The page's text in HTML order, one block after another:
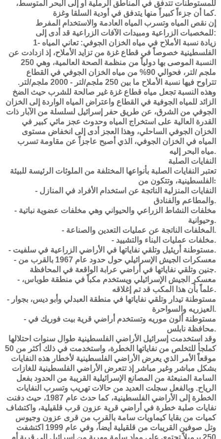
للمستوطنات تتدفق في المناطق الرملية أو إلى البحر المتوسط،
كما أن جزءاً كبيراً منها يتدفق في أودية السلقا وغزة.
إن نقص المياه وتسرب المياه العادمة والاستخدام المفرط
للمخصبات الزراعية ومبيدات الآفات الزراعية قد أدى إلى:
1- زيادة نسبة الأملاح في مياه الخزان الجوفي: تعاني المياه
الفلسطينية خصوصاً في قطاع غزة من تزايد الأملاح، إذ ازدادت عن
النسبة الموصى بها دولياً من منظمة الصحة العالمية، وهي 250
ملجم /لتر، فحوالي 90% من مياه الخزان الجوفي في القطاع
تتراوح فيها نسبة الأملاح ما بين 250 ملجم/لتر - 2000 ملجم/لتر.
وهذه النسبة تجعل مياه قطاع غزة غير صالحة للشرب حيث الضخ
الزائد للمياه الجوفية في القطاع واعتراض المياه الواردة إلى الخزان
الجوفي من الشرق، عن طريق حفر إسرائيل لسلسلة من الآبار ذات
القدرة العالية على استخراج المياه وحدوث عجز مائي كبير في
الخزان الجوفي الساحلي، وهذا العجز أدى إلى انخفاض مستوى
المياه في الخزان الجوفي، الذي أصبح عاجزاً عن مقاومة تسرب
مياه البحر إليه.
النفايات الصلبة
تعتبر النفايات الصلبة بأنواعها المختلفة من الملوثات الرئيسة للبيئة
الفلسطينية، وتتكون من:
- النفايات المنزلية الناتجة عن استخدام الأفراد في المنازل
والمطاعم والفنادق.
- مخلفات النشاط الزراعي والحيواني وهي مخلفات عضوية نباتية
وحيوانية.
- المخلفات الناتجة عن عمليات التعدين والصناعة.
- مخلفات عمليات البناء والتشييد.
- مستوطنة أريئيل وتلقي نفاياتها في الأراضي الزراعية في سلفيت.
- معسكرات الجيش الإسرائيلي حول حدود عام 1967 بالقرب من
جنين وتلقي نفاياتها في أراضي عرابة الواقعة في المحافظة.
- معسكر الجيش الإسرائيلي ويستخدم مكباً في منطقة طوباس،
علماً بأن هذا المكب قد تم إغلاقه.
- مستوطنة تيدار وتلقي نفاياتها في منطقة العبدلي وأبو ديس، بجوار
العيزريه والسواحرة.
- مستوطنة ألون موريه وتستخدم أراضي قرية بيت فوريك في
محافظة نابلس.
وقد استخدمت إسرائيل الأراضي الفلسطينية طوال سنوات احتلالها
كملجأ للتخلص من نفاياتها الخطرة، واستخدمت في ذلك أكثر من 50
موقعاً الأمر الذي يعرض الأراضي الفلسطينية لأخطار هذه النفايات
بشكل مباشر وغير مباشر إذ تتعرض الأراضي الفلسطينية للغازات
السامة المنبعثة من المصانع الإسرائيلية القريبة من الحدود بفعل
الرياح. وبالفعل سجلت العديد من حالات تهريب وتسرب النفايات
الخطرة إلى الأراضي الفلسطينية، كما حدث عام 1987، حيث دفنت
نفايات صلبة خطرة في أراضي قرية عزون قرب قلقيلية، واكتشاف
كميات من بقايا كيماويات سامة بالقرب من قرى عزون وجيوس
وتل صوفين القريبات من قلقيلية أيضاً، وفي عام 1999 اكتشفت
250 برميلاً تحتوي على مواد سامة مهربة من إسرائيل إلى قرية أم